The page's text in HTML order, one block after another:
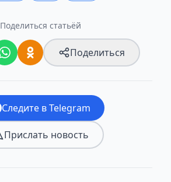
Поделиться статьёй
Поделиться
Следите в Telegram
Прислать новость